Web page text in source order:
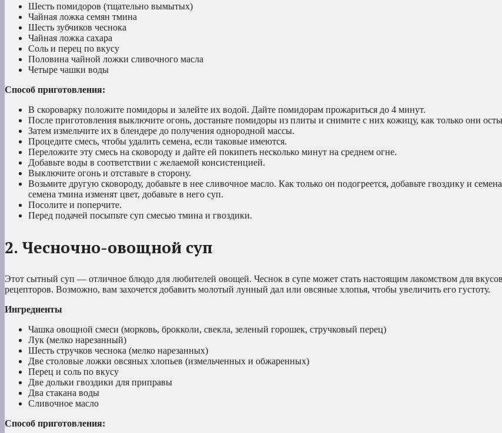
Шесть помидоров (тщательно вымытых)
Чайная ложка семян тмина
Шесть зубчиков чеснока
Чайная ложка сахара
Соль и перец по вкусу
Половина чайной ложки сливочного масла
Четыре чашки воды
Способ приготовления:
В скороварку положите помидоры и залейте их водой. Дайте помидорам прожариться до 4 минут.
После приготовления выключите огонь, достаньте помидоры из плиты и снимите с них кожицу, как только они
Затем измельчите их в блендере до получения однородной массы.
Процедите смесь, чтобы удалить семена, если таковые имеются.
Переложите эту смесь на сковороду и дайте ей покипеть несколько минут на среднем огне.
Добавьте воды в соответствии с желаемой консистенцией.
Выключите огонь и отставьте в сторону.
Возьмите другую сковороду, добавьте в нее сливочное масло. Как только он подогреется, добавьте гвоздику и
семена тмина изменят цвет, добавьте в него суп.
Посолите и поперчите.
Перед подачей посыпьте суп смесью тмина и гвоздики.
2. Чесночно-овощной суп
Этот сытный суп — отличное блюдо для любителей овощей. Чеснок в супе может стать настоящим лакомством для
рецепторов. Возможно, вам захочется добавить молотый лунный дал или овсяные хлопья, чтобы увеличить его густоту.
Ингредиенты
Чашка овощной смеси (морковь, брокколи, свекла, зеленый горошек, стручковый перец)
Лук (мелко нарезанный)
Шесть стручков чеснока (мелко нарезанных)
Две столовые ложки овсяных хлопьев (измельченных и обжаренных)
Перец и соль по вкусу
Две дольки гвоздики для приправы
Два стакана воды
Сливочное масло
Способ приготовления: